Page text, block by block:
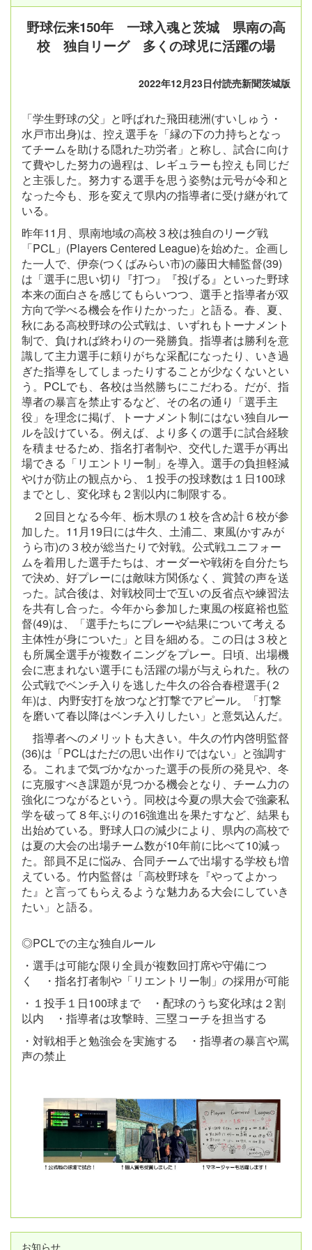
野球伝来150年 一球入魂と茨城 県南の高
校 独自リーグ 多くの球児に活躍の場
2022年12月23日付読売新聞茨城版
「学生野球の父」と呼ばれた飛田穂洲(すいしゅう・
水戸市出身)は、控え選手を「縁の下の力持ちとなっ
てチームを助ける隠れた功労者」と称し、試合に向け
て費やした努力の過程は、レギュラーも控えも同じだ
と主張した。努力する選手を思う姿勢は元号が令和と
なった今も、形を変えて県内の指導者に受け継がれて
いる。
昨年11月、県南地域の高校３校は独自のリーグ戦
「PCL」(Players Centered League)を始めた。企画し
た一人で、伊奈(つくばみらい市)の藤田大輔監督(39)
は「選手に思い切り『打つ』『投げる』といった野球
本来の面白さを感じてもらいつつ、選手と指導者が双
方向で学べる機会を作りたかった」と語る。春、夏、
秋にある高校野球の公式戦は、いずれもトーナメント
制で、負ければ終わりの一発勝負。指導者は勝利を意
識して主力選手に頼りがちな采配になったり、いき過
ぎた指導をしてしまったりすることが少なくないとい
う。PCLでも、各校は当然勝ちにこだわる。だが、指
導者の暴言を禁止するなど、その名の通り「選手主
役」を理念に掲げ、トーナメント制にはない独自ルー
ルを設けている。例えば、より多くの選手に試合経験
を積ませるため、指名打者制や、交代した選手が再出
場できる「リエントリー制」を導入。選手の負担軽減
やけが防止の観点から、１投手の投球数は１日100球
までとし、変化球も２割以内に制限する。
２回目となる今年、栃木県の１校を含め計６校が参
加した。11月19日には牛久、土浦二、東風(かすみが
うら市)の３校が総当たりで対戦。公式戦ユニフォー
ムを着用した選手たちは、オーダーや戦術を自分たち
で決め、好プレーには敵味方関係なく、賞賛の声を送
った。試合後は、対戦校同士で互いの反省点や練習法
を共有し合った。今年から参加した東風の桜庭裕也監
督(49)は、「選手たちにプレーや結果について考える
主体性が身についた」と目を細める。この日は３校と
も所属全選手が複数イニングをプレー。日頃、出場機
会に恵まれない選手にも活躍の場が与えられた。秋の
公式戦でベンチ入りを逃した牛久の谷合春橙選手(２
年)は、内野安打を放つなど打撃でアピール。「打撃
を磨いて春以降はベンチ入りしたい」と意気込んだ。
指導者へのメリットも大きい。牛久の竹内啓明監督
(36)は「PCLはただの思い出作りではない」と強調す
る。これまで気づかなかった選手の長所の発見や、冬
に克服すべき課題が見つかる機会となり、チーム力の
強化につながるという。同校は今夏の県大会で強豪私
学を破って８年ぶりの16強進出を果たすなど、結果も
出始めている。野球人口の減少により、県内の高校で
は夏の大会の出場チーム数が10年前に比べて10減っ
た。部員不足に悩み、合同チームで出場する学校も増
えている。竹内監督は「高校野球を『やってよかっ
た』と言ってもらえるような魅力ある大会にしていき
たい」と語る。
◎PCLでの主な独自ルール
・選手は可能な限り全員が複数回打席や守備につ
く ・指名打者制や「リエントリー制」の採用が可能
・１投手１日100球まで ・配球のうち変化球は２割
以内 ・指導者は攻撃時、三塁コーチを担当する
・対戦相手と勉強会を実施する ・指導者の暴言や罵
声の禁止
お知らせ